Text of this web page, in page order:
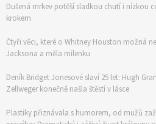
Dušená mrkev potěší sladkou chutí i nízkou
krokem
Čtyři věci, které o Whitney Houston možná
Jacksona a měla milenku
Deník Bridget Jonesové slaví 25 let: Hugh
Zellweger konečně našla štěstí v lásce
Plastiky přiznávala s humorem, od mužů